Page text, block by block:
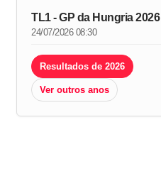
TL1 - GP da Hungria 2026
24/07/2026 08:30
Resultados de 2026
Ver outros anos